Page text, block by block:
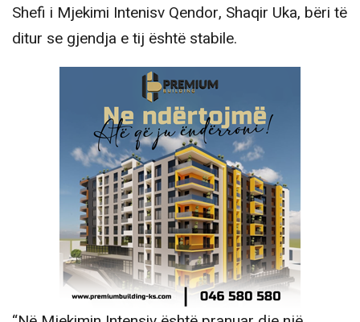
Shefi i Mjekimi Intenisv Qendor, Shaqir Uka, bëri të
ditur se gjendja e tij është stabile.